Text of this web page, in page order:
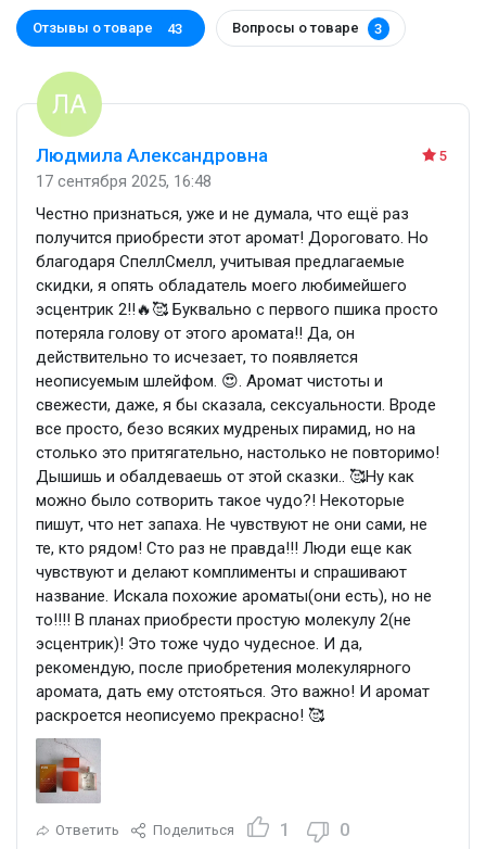
Отзывы о товаре 43 Вопросы о товаре 3
5
Людмила Александровна
17 сентября 2025, 16:48
Честно признаться, уже и не думала, что ещё раз
получится приобрести этот аромат! Дороговато. Но
благодаря СпеллСмелл, учитывая предлагаемые
скидки, я опять обладатель моего любимейшего
эсцентрик 2!!🔥🥰 Буквально с первого пшика просто
потеряла голову от этого аромата!! Да, он
действительно то исчезает, то появляется
неописуемым шлейфом. 😍. Аромат чистоты и
свежести, даже, я бы сказала, сексуальности. Вроде
все просто, безо всяких мудреных пирамид, но на
столько это притягательно, настолько не повторимо!
Дышишь и обалдеваешь от этой сказки.. 🥰Ну как
можно было сотворить такое чудо?! Некоторые
пишут, что нет запаха. Не чувствуют не они сами, не
те, кто рядом! Сто раз не правда!!! Люди еще как
чувствуют и делают комплименты и спрашивают
название. Искала похожие ароматы(они есть), но не
то!!!! В планах приобрести простую молекулу 2(не
эсцентрик)! Это тоже чудо чудесное. И да,
рекомендую, после приобретения молекулярного
аромата, дать ему отстояться. Это важно! И аромат
раскроется неописуемо прекрасно! 🥰
Ответить Поделиться 1 0